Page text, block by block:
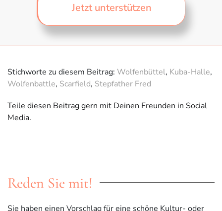
Jetzt unterstützen
Stichworte zu diesem Beitrag: Wolfenbüttel, Kuba-Halle,
Wolfenbattle, Scarfield, Stepfather Fred
Teile diesen Beitrag gern mit Deinen Freunden in Social
Media.
Reden Sie mit!
Sie haben einen Vorschlag für eine schöne Kultur- oder